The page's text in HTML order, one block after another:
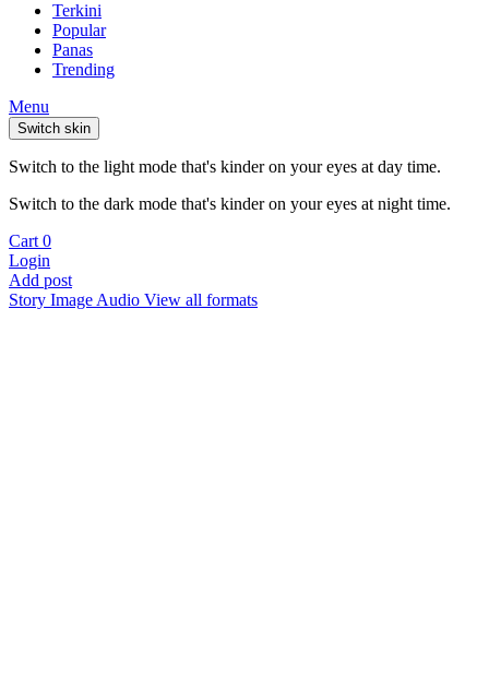
Terkini
Popular
Panas
Trending
Menu
Switch skin
Switch to the light mode that's kinder on your eyes at day time.
Switch to the dark mode that's kinder on your eyes at night time.
Cart 0
Login
Add post
Story Image Audio View all formats